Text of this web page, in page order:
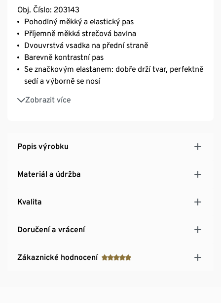
Obj. Číslo: 203143
Pohodlný měkký a elastický pas
Příjemně měkká strečová bavlna
Dvouvrstvá vsadka na přední straně
Barevně kontrastní pas
Se značkovým elastanem: dobře drží tvar, perfektně
sedí a výborně se nosí
Zobrazit více
S bavlnou
Popis výrobku
Materiál a údržba
Kvalita
Doručení a vrácení
Zákaznické hodnocení